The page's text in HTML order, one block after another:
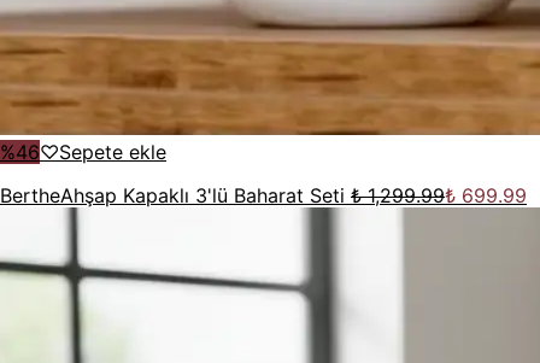
%46♡Sepete ekle
Berthe Ahşap Kapaklı 3'lü Baharat Seti ₺ 1,299.99₺ 699.99